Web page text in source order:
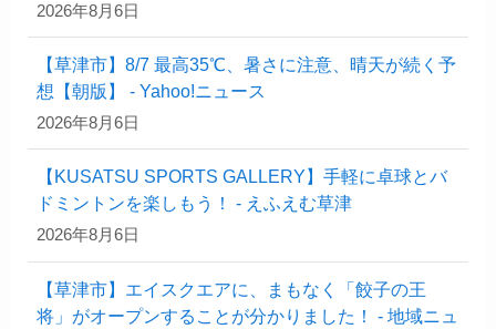
2026年8月6日
【草津市】8/7 最高35℃、暑さに注意、晴天が続く予
想【朝版】 - Yahoo!ニュース
2026年8月6日
【KUSATSU SPORTS GALLERY】手軽に卓球とバ
ドミントンを楽しもう！ - えふえむ草津
2026年8月6日
【草津市】エイスクエアに、まもなく「餃子の王
将」がオープンすることが分かりました！ - 地域ニュ